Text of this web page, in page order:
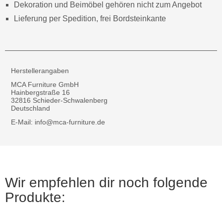
Dekoration und Beimöbel gehören nicht zum Angebot
Lieferung per Spedition, frei Bordsteinkante
Herstellerangaben
MCA Furniture GmbH
Hainbergstraße 16
32816 Schieder-Schwalenberg
Deutschland
E-Mail: info@mca-furniture.de
Wir empfehlen dir noch folgende
Produkte: